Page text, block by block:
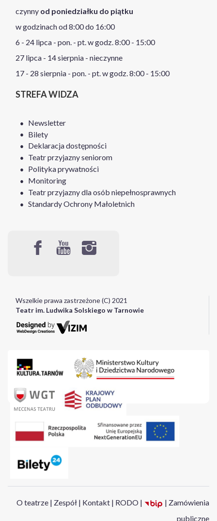
czynny od poniedziałku do piątku
w godzinach od 8:00 do 16:00
6 - 24 lipca - pon. - pt. w godz. 8:00 - 15:00
27 lipca - 14 sierpnia - nieczynne
17 - 28 sierpnia - pon. - pt. w godz. 8:00 - 15:00
STREFA WIDZA
Newsletter
Bilety
Deklaracja dostępności
Teatr przyjazny seniorom
Polityka prywatności
Monitoring
Teatr przyjazny dla osób niepełnosprawnych
Standardy Ochrony Małoletnich
Wszelkie prawa zastrzeżone (C) 2021
Teatr im. Ludwika Solskiego w Tarnowie
O teatrze | Zespół | Kontakt | RODO | | Zamówienia
publiczne